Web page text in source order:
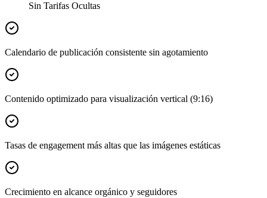
Sin Tarifas Ocultas
Calendario de publicación consistente sin agotamiento
Contenido optimizado para visualización vertical (9:16)
Tasas de engagement más altas que las imágenes estáticas
Crecimiento en alcance orgánico y seguidores